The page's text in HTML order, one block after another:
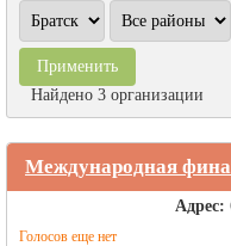
Найдено 3 организации
Международная
Голосов еще нет
Адрес: